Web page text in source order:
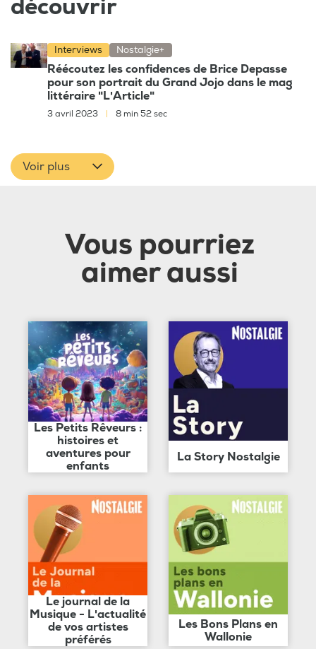
découvrir
Interviews Nostalgie+
Réécoutez les confidences de Brice Depasse
pour son portrait du Grand Jojo dans le mag
littéraire "L'Article"
3 avril 2023 8 min 52 sec
Voir plus
Vous pourriez
aimer aussi
Les Petits Rêveurs :
histoires et
aventures pour
enfants
La Story Nostalgie
Le journal de la
Musique - L'actualité
de vos artistes
préférés
Les Bons Plans en
Wallonie